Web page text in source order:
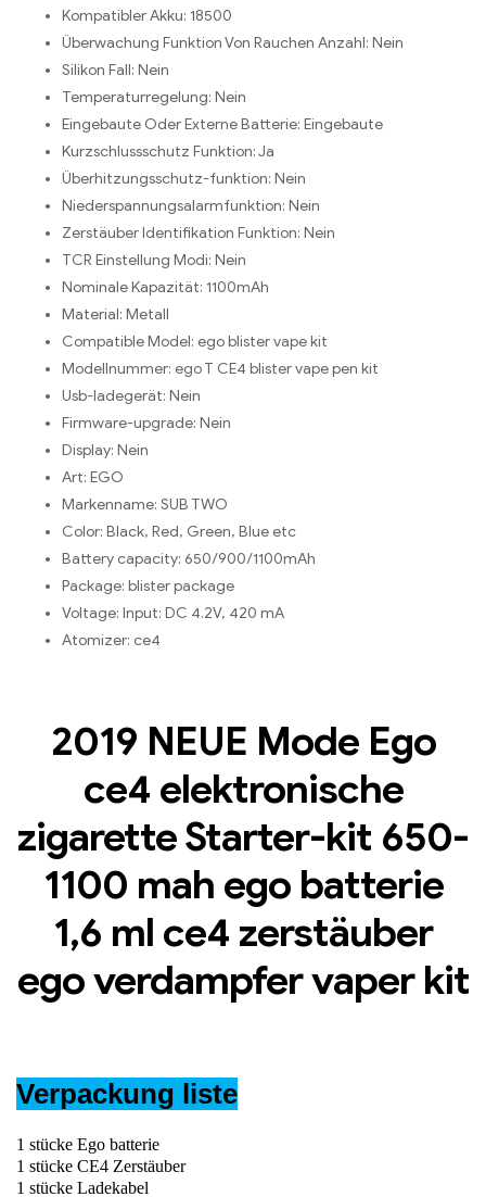
Kompatibler Akku: 18500
Überwachung Funktion Von Rauchen Anzahl: Nein
Silikon Fall: Nein
Temperaturregelung: Nein
Eingebaute Oder Externe Batterie: Eingebaute
Kurzschlussschutz Funktion:Ja
Überhitzungsschutz-funktion: Nein
Niederspannungsalarmfunktion: Nein
Zerstäuber Identifikation Funktion: Nein
TCR Einstellung Modi: Nein
Nominale Kapazität: 1100mAh
Material: Metall
Compatible Model: ego blister vape kit
Modellnummer: ego T CE4 blister vape pen kit
Usb-ladegerät: Nein
Firmware-upgrade: Nein
Display: Nein
Art: EGO
Markenname: SUB TWO
Color: Black, Red, Green, Blue etc
Battery capacity: 650/900/1100mAh
Package: blister package
Voltage: Input: DC 4.2V, 420 mA
Atomizer: ce4
2019 NEUE Mode Ego
ce4 elektronische
zigarette Starter-kit 650-
1100 mah ego batterie
1,6 ml ce4 zerstäuber
ego verdampfer vaper kit
Verpackung liste
1 stücke Ego batterie
1 stücke CE4 Zerstäuber
1 stücke Ladekabel